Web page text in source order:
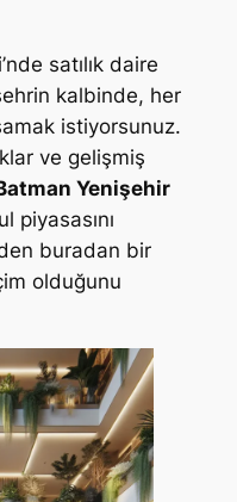
satılık daire
kalbinde, her
istiyorsunuz.
ve gelişmiş
Yenişehir
piyasasını
buradan bir
olduğunu